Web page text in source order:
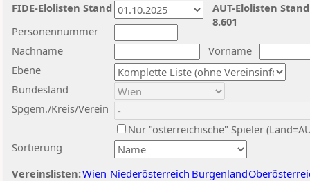
Nachname
Vorname
Ebene
Sortierung
Personennummer
Bundesland
Spgem./Kreis/Verein
Nur "österreichische" Spieler
Vereinslisten:Wien Niederösterreich Burgenland
AUT-Elolisten
8.601
FIDE-Elolisten Stand